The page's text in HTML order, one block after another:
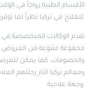
الأقسام الطبية رواجاً في
للعلاج في تركيا نظراً لما توفره من جودة عالية وخدمات طبية متميزة.
تقدم الوكالات المتخصصة في
مجموعة متنوعة من العروض
والخصومات. كما يمكن
ومعالم تركيا اثنار رحلتهم
وجهة علاجية.